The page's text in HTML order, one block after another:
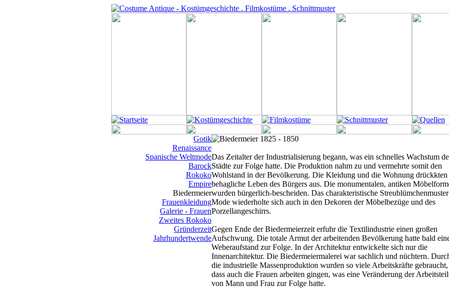
Gotik
Renaissance
Spanische Weltmode
Barock
Rokoko
Empire
Biedermeier
Frauenkleidung
Galerie - Frauen
Zweites Rokoko
Gründerzeit
Jahrhundertwende
Das Zeitalter der Industrialisierung begann, was ein schnelles Wachstum
Städte zur Folge hatte. Die Produktion nahm zu und vermehrte somit den
Wohlstand in der Bevölkerung. Die Kleidung und die Wohnung drückkten
behagliche Leben des Bürgers aus. Die monumentalen, antiken
wurden bürgerlich-bescheiden. Das charakteristische
Mode wiederholte sich auch in den Dekoren der Möbelbezüge und des
Porzellangeschirrs.
Gegen Ende der Biedermeierzeit erfuhr die Textilindustrie einen großen
Aufschwung. Die totale Armut der arbeitenden Bevölkerung hatte bald
Weberaufstand zur Folge. In der Architektur entwickelte sich nur die
Innenarchitektur. Die Biedermeiermalerei war sachlich und nüchtern.
die industrielle Massenproduktion wurden so viele Arbeitskräfte gebraucht,
dass auch die Frauen arbeiten gingen, was eine Veränderung der
von Mann und Frau zur Folge hatte.